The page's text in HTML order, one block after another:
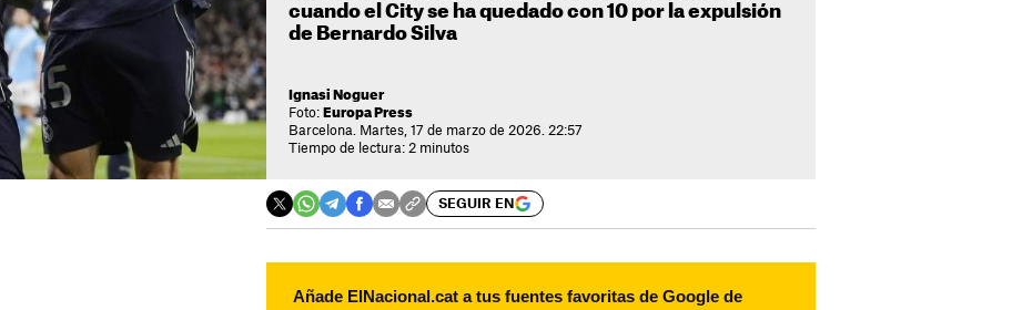
cuando el City se ha quedado con 10 por la expulsión
de Bernardo Silva
Ignasi Noguer
Foto: Europa Press
Barcelona. Martes, 17 de marzo de 2026. 22:57
Tiempo de lectura: 2 minutos
SEGUIR EN
Añade ElNacional.cat a tus fuentes favoritas de Google de